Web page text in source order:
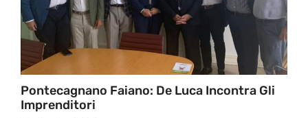
Pontecagnano Faiano: De Luca Incontra Gli
Imprenditori